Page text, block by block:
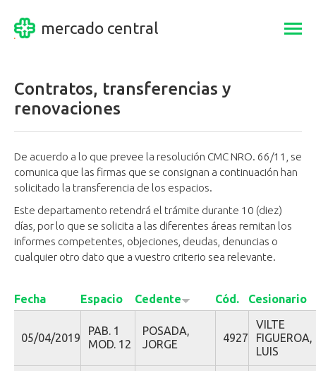
mercado central
Contratos, transferencias y
renovaciones
De acuerdo a lo que prevee la resolución CMC NRO. 66/11, se
comunica que las firmas que se consignan a continuación han
solicitado la transferencia de los espacios.
Este departamento retendrá el trámite durante 10 (diez)
días, por lo que se solicita a las diferentes áreas remitan los
informes competentes, objeciones, deudas, denuncias o
cualquier otro dato que a vuestro criterio sea relevante.
Fecha Espacio Cedente Cód. Cesionario
05/04/2019
PAB. 1
MOD. 12
POSADA,
JORGE
4927
VILTE
FIGUEROA,
LUIS